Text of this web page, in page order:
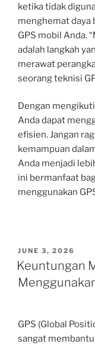
ketika tidak
menghemat daya
GPS mobil Anda.
adalah langkah
merawat
seorang teknisi
Dengan
Anda dapat
efisien. Jangan
kemampuan
Anda menjadi
ini bermanfaat
menggunakan
POSTED
ON
JUNE 3, 2026
Keuntungan
GPS (Global
sangat